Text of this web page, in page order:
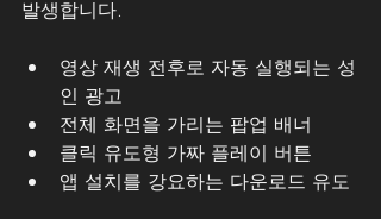
발생합니다.
영상 재생 전후로 자동 실행되는 성
인 광고
전체 화면을 가리는 팝업 배너
클릭 유도형 가짜 플레이 버튼
앱 설치를 강요하는 다운로드 유도